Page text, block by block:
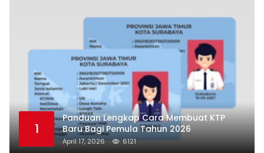
1
Panduan Lengkap Cara Membuat KTP
Baru Bagi Pemula Tahun 2026
April 17, 2026 6121